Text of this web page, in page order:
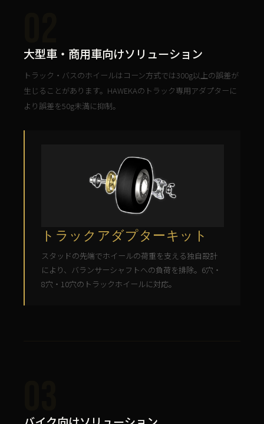
大型車・商用車向けソリューション
トラック・バスのホイールはコーン方式では300g以上の誤差が
生じることがあります。HAWEKAのトラック専用アダプターに
より誤差を50g未満に抑制。
トラックアダプターキット
スタッドの先端でホイールの荷重を支える独自設計
により、バランサーシャフトへの負荷を排除。6穴・
8穴・10穴のトラックホイールに対応。